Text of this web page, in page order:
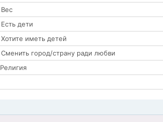
Вес
Есть дети
Хотите иметь детей
Сменить город/страну ради любви
Религия